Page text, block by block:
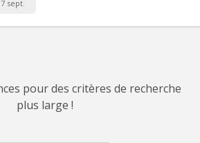
7 sept.
pour des critères de recherche
plus large !